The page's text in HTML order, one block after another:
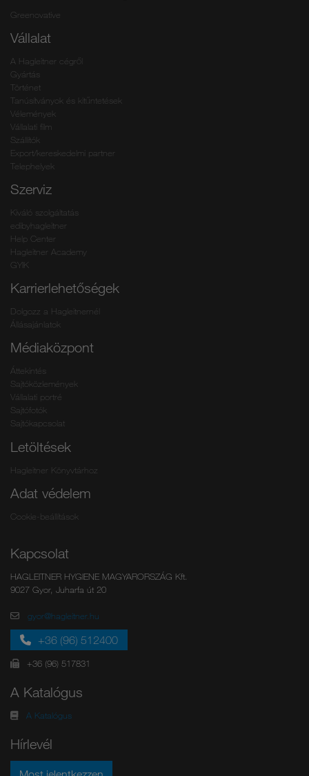
Greenovative
Vállalat
A Hagleitner cégről
Gyártás
Történet
Tanúsítványok és kitűntetések
Vélemények
Vállalati film
Szállítók
Export/kereskedelmi partner
Telephelyek
Szerviz
Kiváló szolgáltatás
edibyhagleitner
Help Center
Hagleitner Academy
GYIK
Karrierlehetőségek
Dolgozz a Hagleitnernél
Állásajánlatok
Médiaközpont
Áttekintés
Sajtóközlemények
Vállalati portré
Sajtófotók
Sajtókapcsolat
Letöltések
Hagleitner Könyvtárhoz
Adat védelem
Cookie-beállítások
Kapcsolat
HAGLEITNER HYGIENE MAGYARORSZÁG Kft.
9027 Gyor, Juharfa út 20
gyor@hagleitner.hu
+36 (96) 512400
+36 (96) 517831
A Katalógus
A Katalógus
Hírlevél